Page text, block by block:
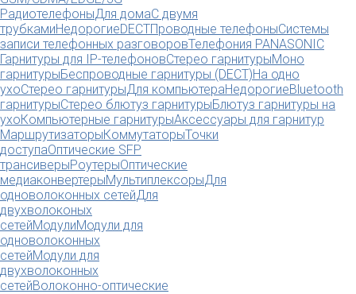
РадиотелефоныДля домаС двумя
трубкамиНедорогиеDECTПроводные телефоныСистемы
записи телефонных разговоровТелефония PANASONIC
Гарнитуры для IP-телефоновСтерео гарнитурыМоно
гарнитурыБеспроводные гарнитуры (DECT)На одно
ухоСтерео гарнитурыДля компьютераНедорогиеBluetooth
гарнитурыСтерео блютуз гарнитурыБлютуз гарнитуры на
ухоКомпьютерные гарнитурыАксессуары для гарнитур
МаршрутизаторыКоммутаторыТочки
доступаОптические SFP
трансиверыРоутерыОптические
медиаконвертерыМультиплексорыДля
одноволоконных сетейДля
двухволоконых
сетейМодулиМодули для
одноволоконных
сетейМодули для
двухволоконных
сетейВолоконно-оптические